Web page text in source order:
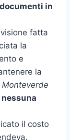
documenti in
fatta
la
e
la
nessuna
il costo